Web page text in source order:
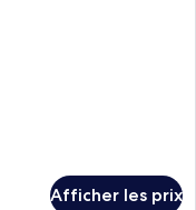
Afficher les prix